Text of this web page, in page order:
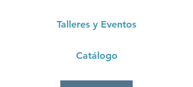
Talleres y Eventos
Catálogo